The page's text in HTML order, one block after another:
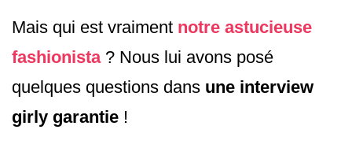
Mais qui est vraiment notre astucieuse
fashionista? Nous lui avons posé
quelques questions dans une interview
girly garantie !